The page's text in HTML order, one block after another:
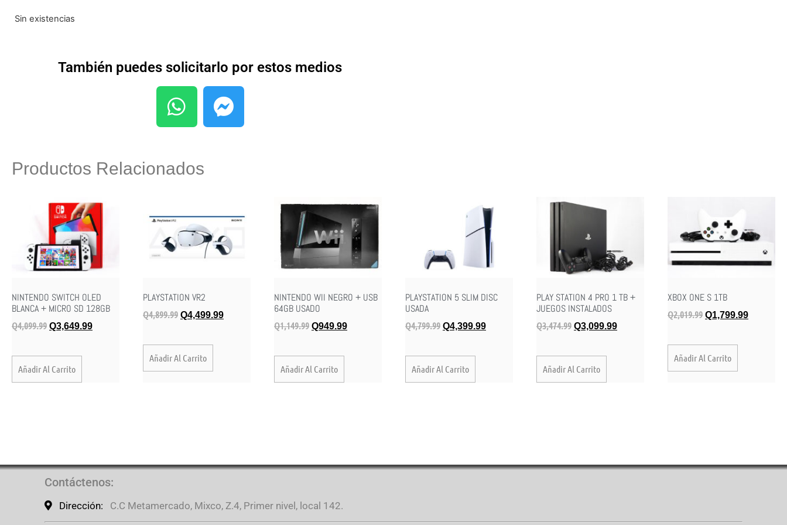
Sin existencias
También puedes solicitarlo por estos medios
Productos Relacionados
NINTENDO SWITCH OLED
BLANCA + MICRO SD 128GB
Q4,099.99 Q3,649.99
Añadir Al Carrito
PLAYSTATION VR2
Q4,899.99 Q4,499.99
Añadir Al Carrito
NINTENDO WII NEGRO + USB
64GB USADO
Q1,149.99 Q949.99
Añadir Al Carrito
PLAYSTATION 5 SLIM DISC
USADA
Q4,799.99 Q4,399.99
Añadir Al Carrito
PLAY STATION 4 PRO 1 TB +
JUEGOS INSTALADOS
Q3,474.99 Q3,099.99
Añadir Al Carrito
XBOX ONE S 1TB
Q2,019.99 Q1,799.99
Añadir Al Carrito
Contáctenos:
Dirección: C.C Metamercado, Mixco, Z.4, Primer nivel, local 142.